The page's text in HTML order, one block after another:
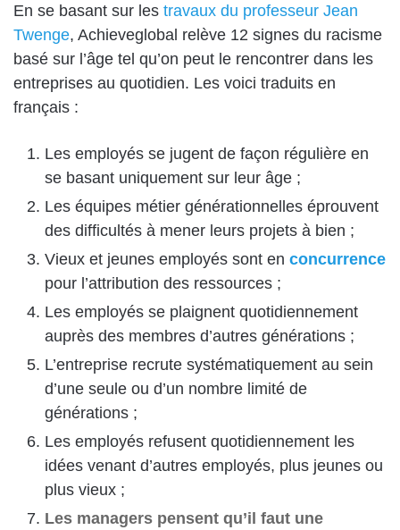
En se basant sur les travaux du professeur Jean
Twenge, Achieveglobal relève 12 signes du racisme
basé sur l’âge tel qu’on peut le rencontrer dans les
entreprises au quotidien. Les voici traduits en
français :
Les employés se jugent de façon régulière en
se basant uniquement sur leur âge ;
Les équipes métier générationnelles éprouvent
des difficultés à mener leurs projets à bien ;
Vieux et jeunes employés sont en concurrence
pour l’attribution des ressources ;
Les employés se plaignent quotidiennement
auprès des membres d’autres générations ;
L’entreprise recrute systématiquement au sein
d’une seule ou d’un nombre limité de
générations ;
Les employés refusent quotidiennement les
idées venant d’autres employés, plus jeunes ou
plus vieux ;
Les managers pensent qu’il faut une